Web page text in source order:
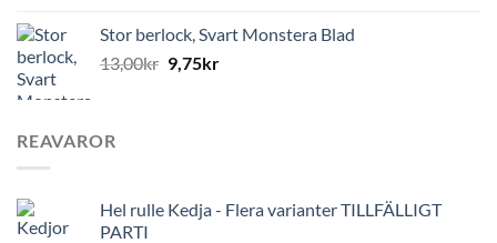
Stor berlock, Svart Monstera Blad
13,00kr 9,75kr
REAVAROR
Hel rulle Kedja - Flera varianter TILLFÄLLIGT
PARTI